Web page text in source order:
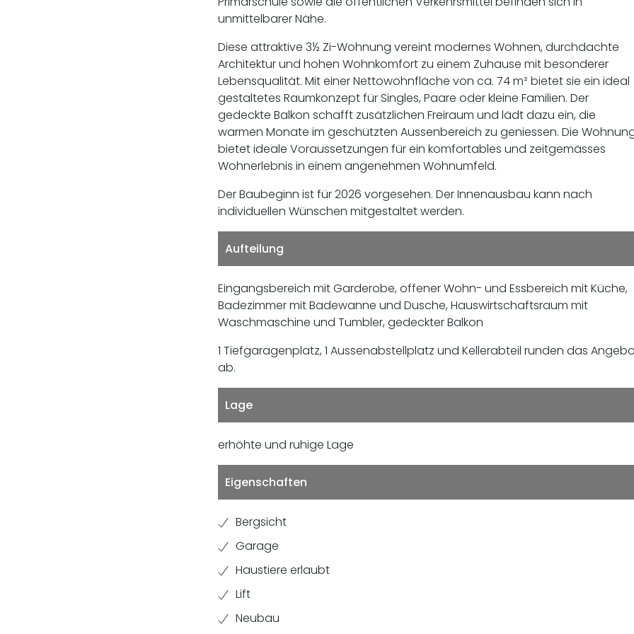
unmittelbarer Nähe.
Diese attraktive 3½ Zi-Wohnung vereint modernes Wohnen, durchdachte
Architektur und hohen Wohnkomfort zu einem Zuhause mit besonderer
Lebensqualität. Mit einer Nettowohnfläche von ca. 74 m² bietet sie ein ideal
gestaltetes Raumkonzept für Singles, Paare oder kleine Familien. Der
gedeckte Balkon schafft zusätzlichen Freiraum und lädt dazu ein, die
warmen Monate im geschützten Aussenbereich zu geniessen. Die
bietet ideale Voraussetzungen für ein komfortables und zeitgemässes
Wohnerlebnis in einem angenehmen Wohnumfeld.
Der Baubeginn ist für 2026 vorgesehen. Der Innenausbau kann nach
individuellen Wünschen mitgestaltet werden.
Aufteilung
Eingangsbereich mit Garderobe, offener Wohn- und Essbereich mit Küche,
Badezimmer mit Badewanne und Dusche, Hauswirtschaftsraum mit
Waschmaschine und Tumbler, gedeckter Balkon
1 Tiefgaragenplatz, 1 Aussenabstellplatz und Kellerabteil runden das
ab.
Lage
erhöhte und ruhige Lage
Eigenschaften
Bergsicht
Garage
Haustiere erlaubt
Lift
Neubau